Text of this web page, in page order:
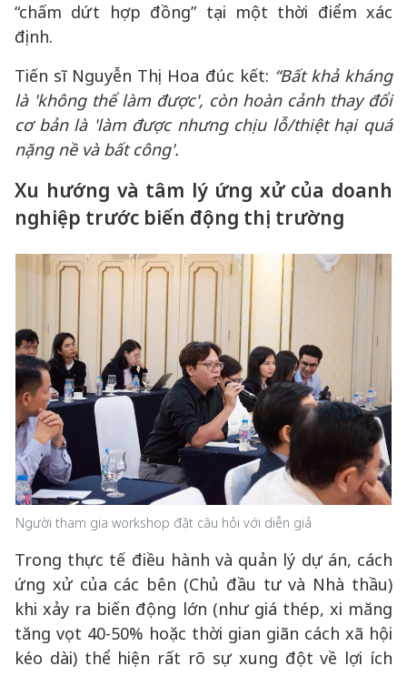
“chấm dứt hợp đồng” tại một thời điểm xác
định.
Tiến sĩ Nguyễn Thị Hoa đúc kết: “Bất khả kháng
là 'không thể làm được', còn hoàn cảnh thay đổi
cơ bản là 'làm được nhưng chịu lỗ/thiệt hại quá
nặng nề và bất công'.
Xu hướng và tâm lý ứng xử của doanh
nghiệp trước biến động thị trường
Người tham gia workshop đặt câu hỏi với diễn giả
Trong thực tế điều hành và quản lý dự án, cách
ứng xử của các bên (Chủ đầu tư và Nhà thầu)
khi xảy ra biến động lớn (như giá thép, xi măng
tăng vọt 40-50% hoặc thời gian giãn cách xã hội
kéo dài) thể hiện rất rõ sự xung đột về lợi ích